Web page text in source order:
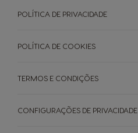
POLÍTICA DE PRIVACIDADE
POLÍTICA DE COOKIES
TERMOS E CONDIÇÕES
CONFIGURAÇÕES DE PRIVACIDADE